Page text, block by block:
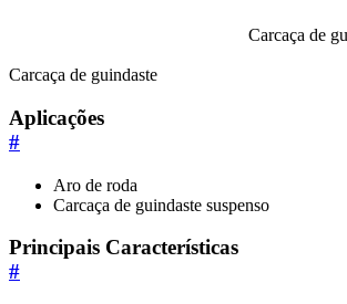
Carcaça de
Carcaça de guindaste
Aplicações
#
Aro de roda
Carcaça de guindaste suspenso
Principais Características
#